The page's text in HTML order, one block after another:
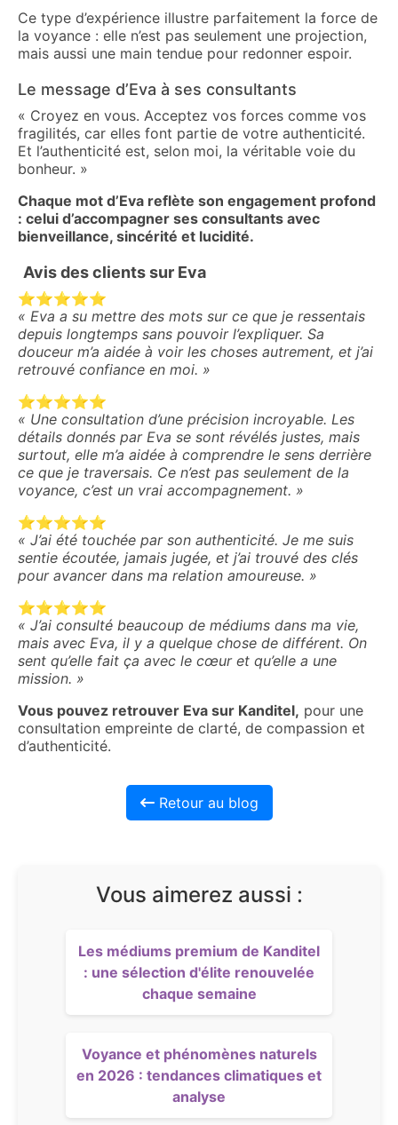
Ce type d’expérience illustre parfaitement la force de
la voyance : elle n’est pas seulement une projection,
mais aussi une main tendue pour redonner espoir.
Le message d’Eva à ses consultants
« Croyez en vous. Acceptez vos forces comme vos
fragilités, car elles font partie de votre authenticité.
Et l’authenticité est, selon moi, la véritable voie du
bonheur. »
Chaque mot d’Eva reflète son engagement profond
: celui d’accompagner ses consultants avec
bienveillance, sincérité et lucidité.
Avis des clients sur Eva
⭐️⭐️⭐️⭐️⭐️
« Eva a su mettre des mots sur ce que je ressentais
depuis longtemps sans pouvoir l’expliquer. Sa
douceur m’a aidée à voir les choses autrement, et j’ai
retrouvé confiance en moi. »
⭐️⭐️⭐️⭐️⭐️
« Une consultation d’une précision incroyable. Les
détails donnés par Eva se sont révélés justes, mais
surtout, elle m’a aidée à comprendre le sens derrière
ce que je traversais. Ce n’est pas seulement de la
voyance, c’est un vrai accompagnement. »
⭐️⭐️⭐️⭐️⭐️
« J’ai été touchée par son authenticité. Je me suis
sentie écoutée, jamais jugée, et j’ai trouvé des clés
pour avancer dans ma relation amoureuse. »
⭐️⭐️⭐️⭐️⭐️
« J’ai consulté beaucoup de médiums dans ma vie,
mais avec Eva, il y a quelque chose de différent. On
sent qu’elle fait ça avec le cœur et qu’elle a une
mission. »
Vous pouvez retrouver Eva sur Kanditel, pour une
consultation empreinte de clarté, de compassion et
d’authenticité.
Retour au blog
Vous aimerez aussi :
Les médiums premium de Kanditel
: une sélection d'élite renouvelée
chaque semaine
Voyance et phénomènes naturels
en 2026 : tendances climatiques et
analyse